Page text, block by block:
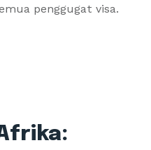
penggugat visa.